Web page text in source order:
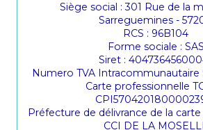
Siège social : 301 Rue de la
Sarreguemines -
RCS : 96B104
Forme sociale : SAS
Siret :
Numero TVA Intracommunautaire
Carte professionnelle
Préfecture de délivrance de la
CCI DE LA